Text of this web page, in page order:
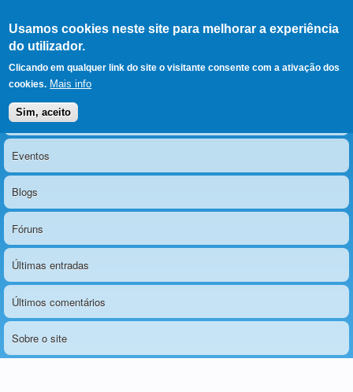
Usamos cookies neste site para melhorar a experiência
do utilizador.
Clicando em qualquer link do site o visitante consente com a ativação dos
cookies. Mais info
Sim, aceito
LERPARAVER , ir para a
página principal
O portal da visão diferente
Menu principal
Notícias
Eventos
Blogs
Fóruns
Últimas entradas
Últimos comentários
Sobre o site